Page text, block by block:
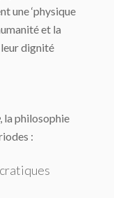
une ‘physique
et la
leur dignité
, la philosophie
: